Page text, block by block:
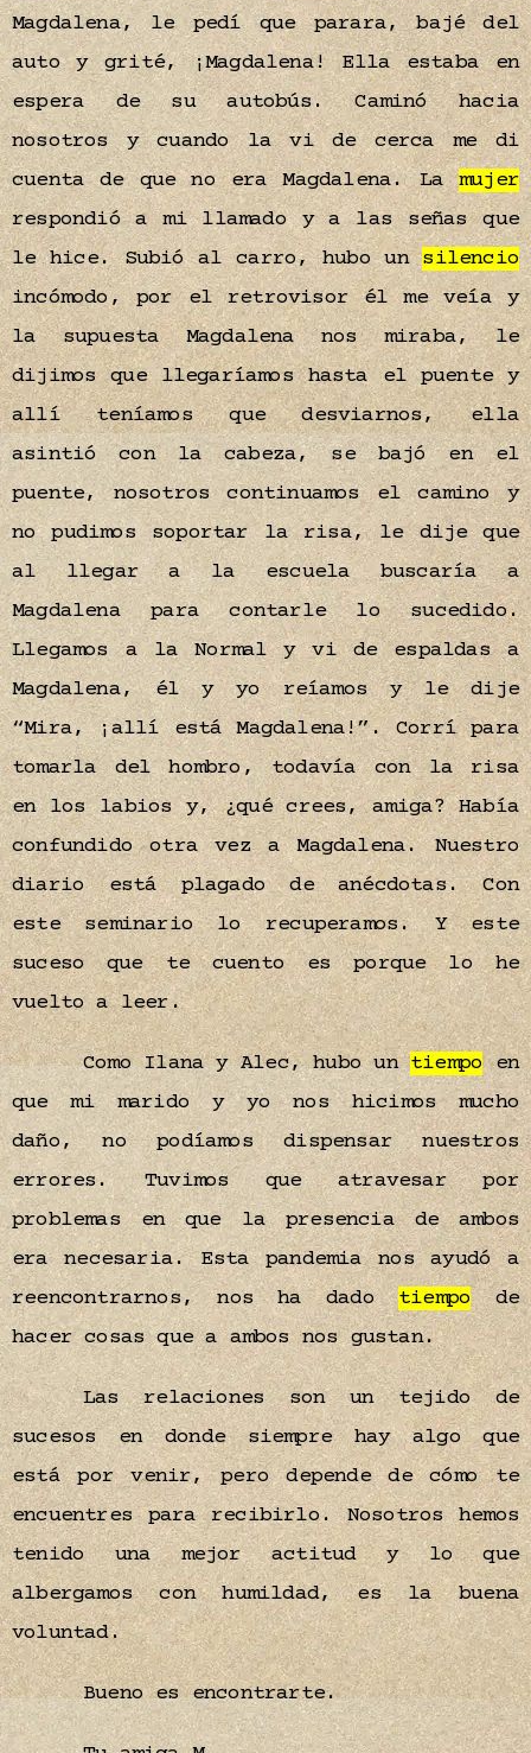
Magdalena, le pedí que parara, bajé del
auto y grité, ¡Magdalena! Ella estaba en
espera de su autobús. Caminó hacia
nosotros y cuando la vi de cerca me di
cuenta de que no era Magdalena. Lamujer
respondió a mi llamado y a las señas que
le hice. Subió al carro, hubo unsilencio
incómodo, por el retrovisor él me veía y
la supuesta Magdalena nos miraba, le
dijimos que llegaríamos hasta el puente y
allí teníamos que desviarnos, ella
asintió con la cabeza, se bajó en el
puente, nosotros continuamos el camino y
no pudimos soportar la risa, le dije que
al llegar a la escuela buscaría a
Magdalena para contarle lo sucedido.
Llegamos a la Normal y vi de espaldas a
Magdalena, él y yo reíamos y le dije
“Mira, ¡allí está Magdalena!”. Corrí para
tomarla del hombro, todavía con la risa
en los labios y, ¿qué crees, amiga? Había
confundido otra vez a Magdalena. Nuestro
diario está plagado de anécdotas. Con
este seminario lo recuperamos. Y este
suceso que te cuento es porque lo he
vuelto a leer.
Como Ilana y Alec, hubo untiempoen
que mi marido y yo nos hicimos mucho
daño, no podíamos dispensar nuestros
errores. Tuvimos que atravesar por
problemas en que la presencia de ambos
era necesaria. Esta pandemia nos ayudó a
reencontrarnos, nos ha dadotiempode
hacer cosas que a ambos nos gustan.
Las relaciones son un tejido de
sucesos en donde siempre hay algo que
está por venir, pero depende de cómo te
encuentres para recibirlo. Nosotros hemos
tenido una mejor actitud y lo que
albergamos con humildad, es la buena
voluntad.
Bueno es encontrarte.